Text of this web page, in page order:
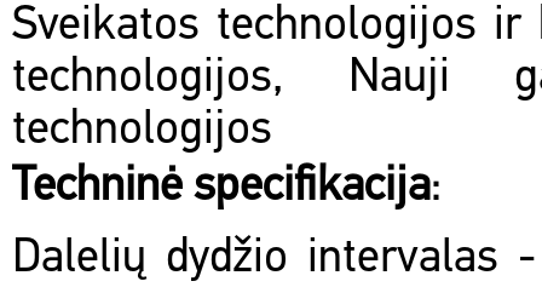
Sveikatos technologijos
technologijos, Nauji
technologijos
Techninė specifikacija:
Dalelių dydžio intervalas